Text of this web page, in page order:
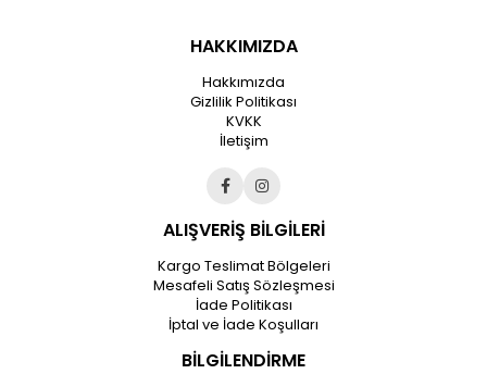
HAKKIMIZDA
Hakkımızda
Gizlilik Politikası
KVKK
İletişim
ALIŞVERİŞ BİLGİLERİ
Kargo Teslimat Bölgeleri
Mesafeli Satış Sözleşmesi
İade Politikası
İptal ve İade Koşulları
BİLGİLENDİRME